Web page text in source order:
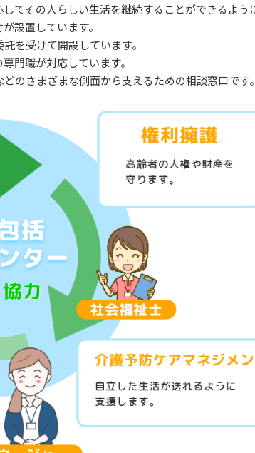
てその人らしい生活を継続することができるように
設置しています。
を受けて開設しています。
門職が対応しています。
のさまざまな側面から支えるための相談窓口です。